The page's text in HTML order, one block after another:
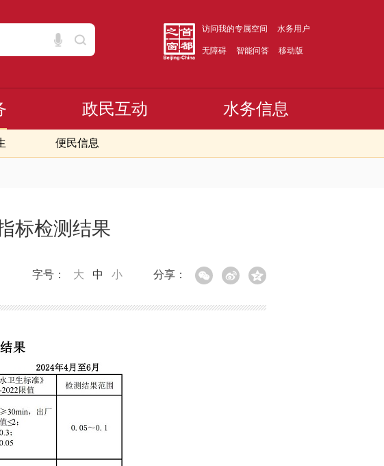
访问我的专属空间 水务用户
无障碍 智能问答 移动版
便民信息
政民互动 水务信息
标检测结果
分享：
字号： 大 中 小